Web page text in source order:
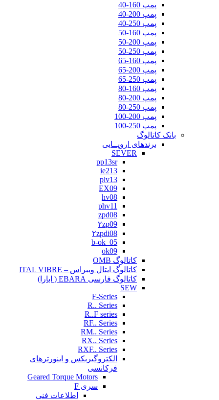
پمپ 160-40
پمپ 200-40
پمپ 250-40
پمپ 160-50
پمپ 200-50
پمپ 250-50
پمپ 160-65
پمپ 200-65
پمپ 250-65
پمپ 160-80
پمپ 200-80
پمپ 250-80
پمپ 200-100
پمپ 250-100
بانک کاتالوگ
برندهای اروپــایی
SEVER
pp13sr
ie213
plv13
EX09
hv08
phv11
zpd08
۲zp09
۲zpdi08
b-ok_05
ok09
کاتالوگ OMB
کاتالوگ ایتال ویبراس – ITAL VIBRE
کاتالوگ فارسی EBARA ( ابارا)
SEW
F-Series
R.. Series
R..F series
RF.. Series
RM.. Series
RX.. Series
RXF.. Series
الکتروگیربکس و اینورترهای
فرکانسی
Geared Torque Motors
سری F
اطلاعات فنی